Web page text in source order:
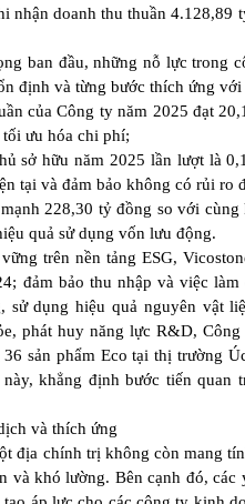
nhận doanh thu thuần
ban đầu, những nỗ lực trong
định và từng bước thích ứng
của Công ty năm 2025 đạt
ưu hóa chi phí;
sở hữu năm 2025 lần lượt là
tại và đảm bảo không có rủi ro
228,30 tỷ đồng so với
quả sử dụng vốn lưu động.
trên nền tảng ESG,
đảm bảo thu nhập và việc
sử dụng hiệu quả nguyên vật
phát huy năng lực R&D,
sản phẩm Eco tại thị trường
khẳng định bước tiến quan
và thích ứng
địa chính trị không còn mang
và khó lường. Bên cạnh đó,